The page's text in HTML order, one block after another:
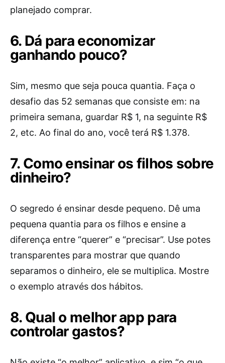
planejado comprar.
6. Dá para economizar
ganhando pouco?
Sim, mesmo que seja pouca quantia. Faça o
desafio das 52 semanas que consiste em: na
primeira semana, guardar R$ 1, na seguinte R$
2, etc. Ao final do ano, você terá R$ 1.378.
7. Como ensinar os filhos sobre
dinheiro?
O segredo é ensinar desde pequeno. Dê uma
pequena quantia para os filhos e ensine a
diferença entre “querer” e “precisar”. Use potes
transparentes para mostrar que quando
separamos o dinheiro, ele se multiplica. Mostre
o exemplo através dos hábitos.
8. Qual o melhor app para
controlar gastos?